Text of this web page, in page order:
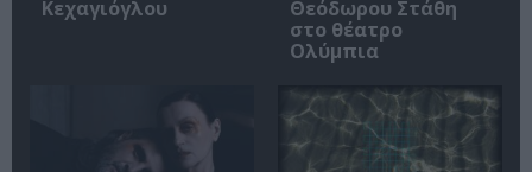
Κεχαγιόγλου
Θεόδωρου Στάθη
στο θέατρο
Ολύμπια